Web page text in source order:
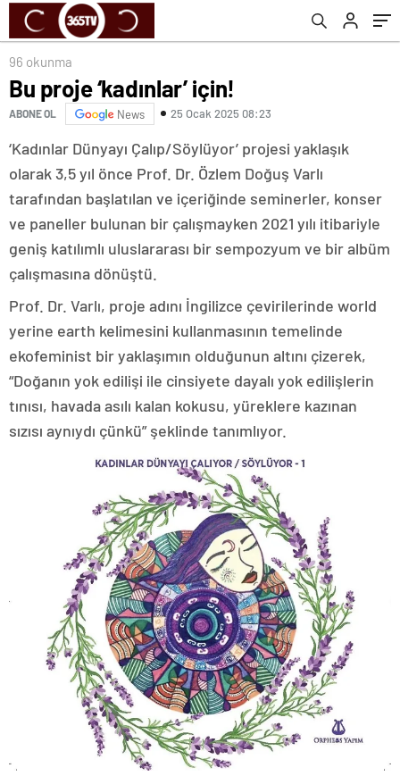
96 okunma
Bu proje ‘kadınlar’ için!
ABONE OL News 25 Ocak 2025 08:23
‘Kadınlar Dünyayı Çalıp/Söylüyor’ projesi yaklaşık
olarak 3,5 yıl önce Prof. Dr. Özlem Doğuş Varlı
tarafından başlatılan ve içeriğinde seminerler, konser
ve paneller bulunan bir çalışmayken 2021 yılı itibariyle
geniş katılımlı uluslararası bir sempozyum ve bir albüm
çalışmasına dönüştü.
Prof. Dr. Varlı, proje adını İngilizce çevirilerinde world
yerine earth kelimesini kullanmasının temelinde
ekofeminist bir yaklaşımın olduğunun altını çizerek,
“Doğanın yok edilişi ile cinsiyete dayalı yok edilişlerin
tınısı, havada asılı kalan kokusu, yüreklere kazınan
sızısı aynıydı çünkü” şeklinde tanımlıyor.